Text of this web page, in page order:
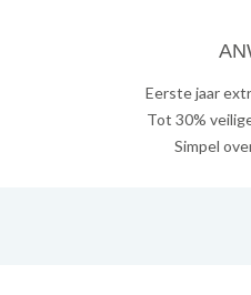
Eerste jaar
Tot 30%
Simpel